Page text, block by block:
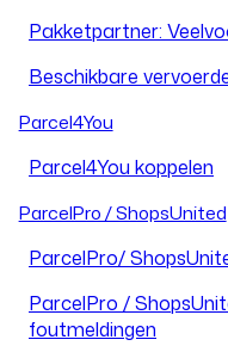
Pakketpartner:
Beschikbare
Parcel4You
Parcel4You koppelen
ParcelPro / ShopsUnited
ParcelPro/
ParcelPro /
foutmeldingen